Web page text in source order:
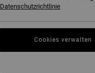
Datenschutzrichtlinie
Cookies verwalten